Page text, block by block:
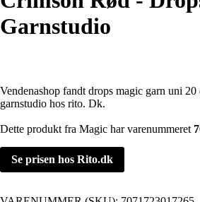
Garnstudio
Vendenashop fandt drops magic garn uni
garnstudio hos rito. Dk.
Dette produkt fra Magic har varenummeret
Se prisen hos Rito.dk